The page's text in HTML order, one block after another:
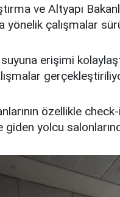
ve Altyapı
yönelik çalışmalar
erişimi
özellikle
yolcu